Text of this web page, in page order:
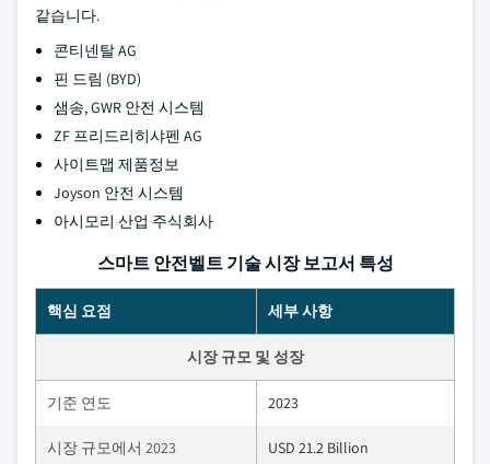
같습니다.
콘티넨탈 AG
핀 드림 (BYD)
샘송, GWR 안전 시스템
ZF 프리드리히샤펜 AG
사이트맵 제품정보
Joyson 안전 시스템
아시모리 산업 주식회사
스마트 안전벨트 기술 시장 보고서 특성
핵심 요점 세부 사항
시장 규모 및 성장
기준 연도 2023
시장 규모에서 2023 USD 21.2 Billion